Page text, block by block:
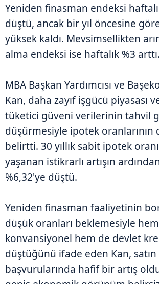
Yeniden finasman endeksi
düştü, ancak bir yıl öncesine
yüksek kaldı. Mevsimsellikten
alma endeksi ise haftalık %3 arttı.
MBA Başkan Yardımcısı ve
Kan, daha zayıf işgücü piyasası
tüketici güveni verilerinin tahvil
düşürmesiyle ipotek
belirtti. 30 yıllık sabit ipotek
yaşanan istikrarlı artışın
%6,32'ye düştü.
Yeniden finasman faaliyetinin
düşük oranları beklemesiyle hem
konvansiyonel hem de devlet
düştüğünü ifade eden Kan,
başvurularında hafif bir artış